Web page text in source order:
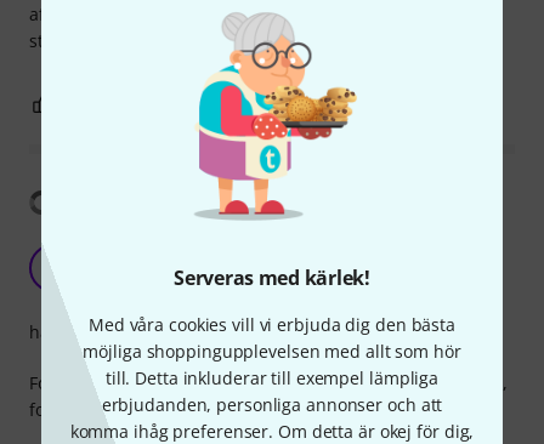
Serveras med kärlek!
Med våra cookies vill vi erbjuda dig den bästa
möjliga shoppingupplevelsen med allt som hör
till. Detta inkluderar till exempel lämpliga
erbjudanden, personliga annonser och att
komma ihåg preferenser. Om detta är okej för dig,
after the modifications, it was still strong, works well and
still looks pretty great.
ANMÄL RECENSION
T
Tiziano 05.09.2013
For the price is excellent, but if you are looking for a bridge,
for real semi-pro and pro usage, this is not indicated for
hantverkskvalitet